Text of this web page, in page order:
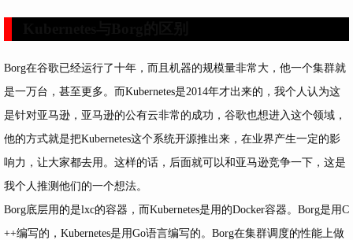
Borg在谷歌已经运行了十年，而且机器的规模量非常大，他一个集群就
是一万台，甚至更多。而Kubernetes是2014年才出来的，我个人认为这
是针对亚马逊，亚马逊的公有云非常的成功，谷歌也想进入这个领域，
他的方式就是把Kubernetes这个系统开源推出来，在业界产生一定的影
响力，让大家都去用。这样的话，后面就可以和亚马逊竞争一下，这是
我个人推测他们的一个想法。
Borg底层用的是lxc的容器，而Kubernetes是用的Docker容器。Borg是用C
++编写的，Kubernetes是用Go语言编写的。Borg在集群调度的性能上做